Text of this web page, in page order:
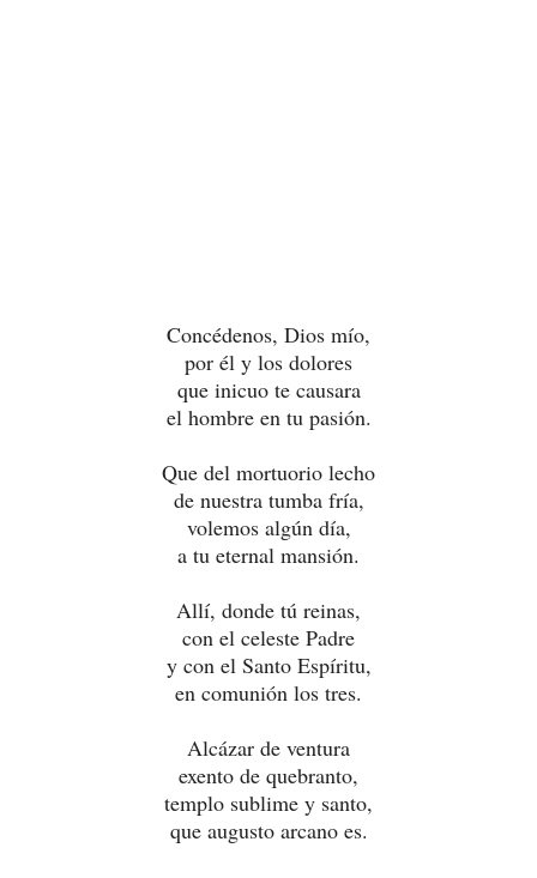
Concédenos, Dios mío,
por él y los dolores
que inicuo te causara
el hombre en tu pasión.
Que del mortuorio lecho
de nuestra tumba fría,
volemos algún día,
a tu eternal mansión.
Allí, donde tú reinas,
con el celeste Padre
y con el Santo Espíritu,
en comunión los tres.
Alcázar de ventura
exento de quebranto,
templo sublime y santo,
que augusto arcano es.